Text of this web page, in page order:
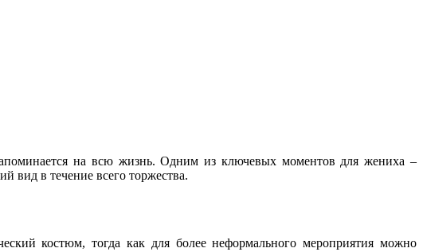
на всю жизнь. Одним из ключевых моментов для жениха –
вид в течение всего торжества.
костюм, тогда как для более неформального мероприятия можно